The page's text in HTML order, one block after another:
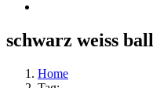
schwarz weiss ball
Home